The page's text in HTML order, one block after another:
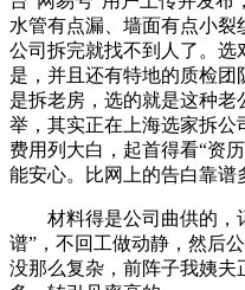
水管有点漏、墙面有点小
公司拆完就找不到人了。选
是，并且还有特地的质检团
是拆老房，选的就是这种
举，其实正在上海选家拆
费用列大白，起首得看“资
能安心。比网上的告白靠谱
材料得是公司曲供的，
谱”，不回工做动静，然后
没那么复杂，前阵子我姨夫